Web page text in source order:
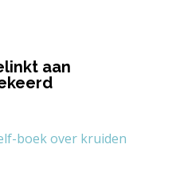
aan